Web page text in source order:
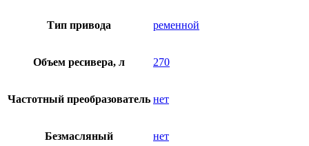
Тип привода ременной
Объем ресивера, л 270
Частотный преобразователь нет
Безмасляный нет